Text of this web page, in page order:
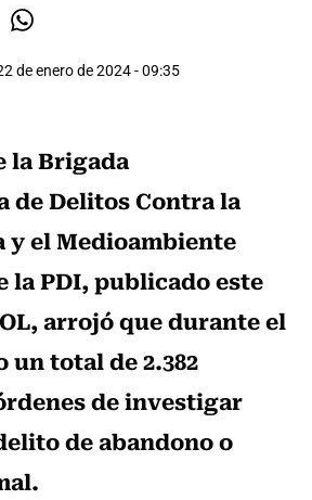
de enero de 2024 - 09:35
la Brigada
de Delitos Contra la
y el Medioambiente
la PDI, publicado este
arrojó que durante el
un total de 2.382
de investigar
de abandono o